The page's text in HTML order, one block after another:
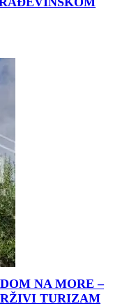
NA MORE –
TURIZAM